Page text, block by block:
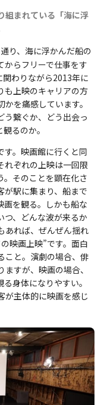
組まれている「海に浮
り、海に浮かんだ船の
からフリーで仕事をす
関わりながら2013年に
も上映のキャリアの方
を痛感しています。
う繋ぐか、どう出会っ
るのか。
す。映画館に行くと同
れぞれの上映は一回限
。そのことを顕在化さ
が駅に集まり、船まで
画を観る。しかも船な
つ、どんな波が来るか
あれば、ぜんぜん揺れ
映画上映”です。面白
こと。演劇の場合、俳
すが、映画の場合、
身体になりやすい。
が主体的に映画を感じ